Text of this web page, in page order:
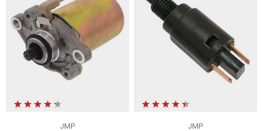
JMP
JMP